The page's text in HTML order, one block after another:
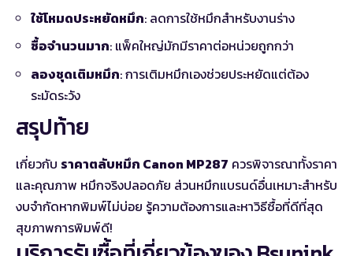
ใช้โหมดประหยัดหมึก: ลดการใช้หมึกสำหรับงานร่าง
ซื้อจำนวนมาก: แพ็คใหญ่มักมีราคาต่อหน่วยถูกกว่า
ลองชุดเติมหมึก: การเติมหมึกเองช่วยประหยัดแต่ต้อง
ระมัดระวัง
สรุปท้าย
เกี่ยวกับ ราคาตลับหมึก Canon MP287 ควรพิจารณาทั้งราคา
และคุณภาพ หมึกจริงปลอดภัย ส่วนหมึกแบรนด์อื่นเหมาะสำหรับ
งบจำกัดหากพิมพ์ไม่บ่อย รู้ความต้องการและหาวิธีซื้อที่ดีที่สุด
สุขภาพการพิมพ์ดี!